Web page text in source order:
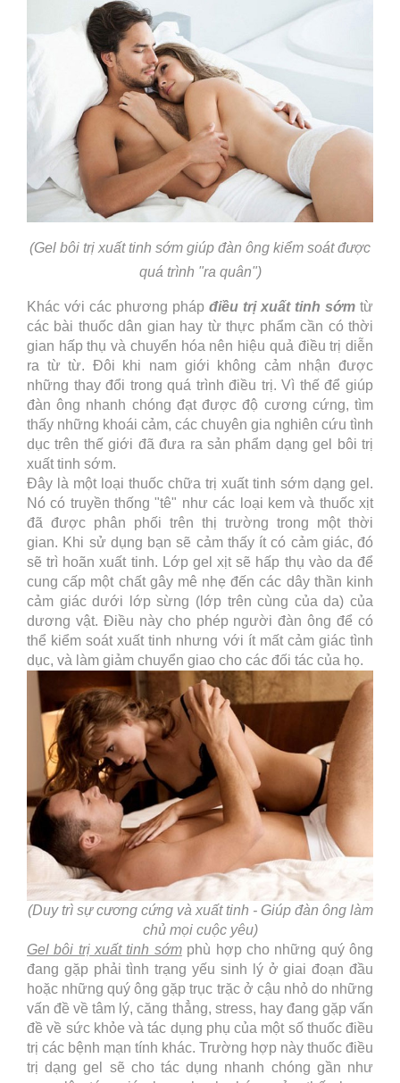
(Gel bôi trị xuất tinh sớm giúp đàn ông kiểm soát được
quá trình "ra quân")
Khác với các phương pháp điều trị xuất tinh sớm từ
các bài thuốc dân gian hay từ thực phẩm cần có thời
gian hấp thụ và chuyển hóa nên hiệu quả điều trị diễn
ra từ từ. Đôi khi nam giới không cảm nhận được
những thay đổi trong quá trình điều trị. Vì thế để giúp
đàn ông nhanh chóng đạt được độ cương cứng, tìm
thấy những khoái cảm, các chuyên gia nghiên cứu tình
dục trên thế giới đã đưa ra sản phẩm dạng gel bôi trị
xuất tinh sớm.
Đây là một loại thuốc chữa trị xuất tinh sớm dạng gel.
Nó có truyền thống "tê" như các loại kem và thuốc xịt
đã được phân phối trên thị trường trong một thời
gian. Khi sử dụng bạn sẽ cảm thấy ít có cảm giác, đó
sẽ trì hoãn xuất tinh. Lớp gel xịt sẽ hấp thụ vào da để
cung cấp một chất gây mê nhẹ đến các dây thần kinh
cảm giác dưới lớp sừng (lớp trên cùng của da) của
dương vật. Điều này cho phép người đàn ông để có
thể kiểm soát xuất tinh nhưng với ít mất cảm giác tình
dục, và làm giảm chuyển giao cho các đối tác của họ.
(Duy trì sự cương cứng và xuất tinh - Giúp đàn ông làm
chủ mọi cuộc yêu)
Gel bôi trị xuất tinh sớmphù hợp cho những quý ông
đang gặp phải tình trạng yếu sinh lý ở giai đoạn đầu
hoặc những quý ông gặp trục trặc ở cậu nhỏ do những
vấn đề về tâm lý, căng thẳng, stress, hay đang gặp vấn
đề về sức khỏe và tác dụng phụ của một số thuốc điều
trị các bệnh mạn tính khác. Trường hợp này thuốc điều
trị dạng gel sẽ cho tác dụng nhanh chóng gần như